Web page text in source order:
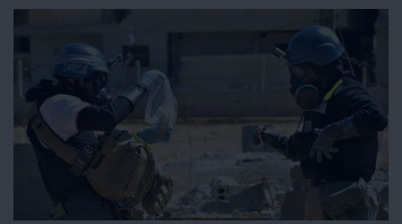
aparentemente a sério, que poderia haver qualquer
coisa como “rebeldes moderados”.